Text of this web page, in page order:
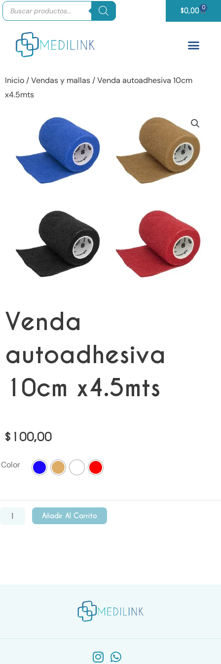
Ir
al
contenido
Búsqueda
productos
$0,00 0
Inicio/Vendas y mallas/ Venda autoadhesiva 10cm
x4.5mts
Venda
autoadhesiva
10cm x4.5mts
$ 100,00
Color
Venda
autoadhesiva
x4.5mts
cantidad
Añadir Al Carrito